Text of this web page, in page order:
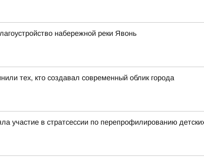
набережной реки Явонь
тех, кто создавал современный облик города
участие в стратсессии по перепрофилированию